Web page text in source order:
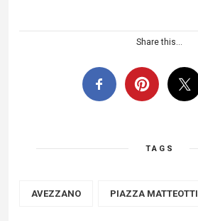
Share this...
TAGS
AVEZZANO PIAZZA MATTEOTTI